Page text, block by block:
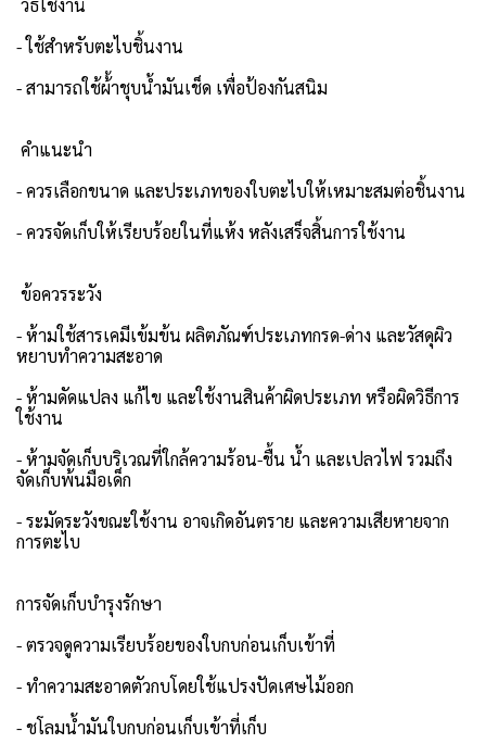
วิธีใช้งาน
- ใช้สำหรับตะไบชิ้นงาน
- สามารถใช้ผ้้าชุบน้ำมันเช็ด เพื่อป้องกันสนิม
คำแนะนำ
- ควรเลือกขนาด และประเภทของใบตะไบให้เหมาะสมต่อชิ้นงาน
- ควรจัดเก็บให้เรียบร้อยในที่แห้ง หลังเสร็จสิ้นการใช้งาน
ข้อควรระวัง
- ห้ามใช้สารเคมีเข้มข้น ผลิตภัณฑ์ประเภทกรด-ด่าง และวัสดุผิว
หยาบทำความสะอาด
- ห้ามดัดแปลง แก้ไข และใช้งานสินค้าผิดประเภท หรือผิดวิธีการ
ใช้งาน
- ห้ามจัดเก็บบริเวณที่ใกล้ความร้อน-ชื้น น้ำ และเปลวไฟ รวมถึง
จัดเก็บพ้นมือเด็ก
- ระมัดระวังขณะใช้งาน อาจเกิดอันตราย และความเสียหายจาก
การตะไบ
การจัดเก็บบำรุงรักษา
- ตรวจดูความเรียบร้อยของใบกบก่อนเก็บเข้าที่
- ทำความสะอาดตัวกบโดยใช้แปรงปัดเศษไม้ออก
- ชโลมน้ำมันใบกบก่อนเก็บเข้าที่เก็บ